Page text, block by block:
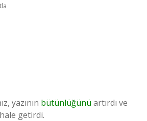
yazının bütünlüğünü artırdı ve
hale getirdi.